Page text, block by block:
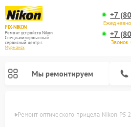
FIX-NIKON
Ремонт устройств Nikon
Специализированный
cервисный центр г.
Мурманск
+7
+7
Мы ремонтируем
Ремонт оптического прицела Nikon